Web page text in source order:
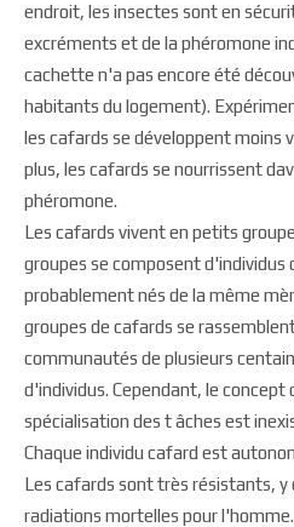
endroit, les insectes sont en
excréments et de la phéromone
cachette n'a pas encore été
habitants du logement).
les cafards se développent moins
plus, les cafards se nourrissent
phéromone.
Les cafards vivent en petits
groupes se composent d'individus
probablement nés de la même
groupes de cafards se
communautés de plusieurs
d'individus. Cependant, le concept
spécialisation des t âches est
Chaque individu cafard est
Les cafards sont très résistants, y
radiations mortelles pour